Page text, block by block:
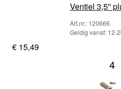
Ventiel 3,5''
Art.nr.: 120666
Geldig vanaf: 12-
€ 15,49
4